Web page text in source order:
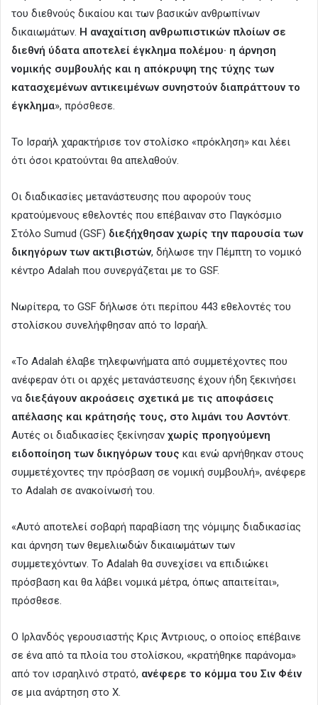
του διεθνούς δικαίου και των βασικών ανθρωπίνων
δικαιωμάτων. Η αναχαίτιση ανθρωπιστικών πλοίων σε
διεθνή ύδατα αποτελεί έγκλημα πολέμου· η άρνηση
νομικής συμβουλής και η απόκρυψη της τύχης των
κατασχεμένων αντικειμένων συνηστούν διαπράττουν το
έγκλημα», πρόσθεσε.
Το Ισραήλ χαρακτήρισε τον στολίσκο «πρόκληση» και λέει
ότι όσοι κρατούνται θα απελαθούν.
Οι διαδικασίες μετανάστευσης που αφορούν τους
κρατούμενους εθελοντές που επέβαιναν στο Παγκόσμιο
Στόλο Sumud (GSF) διεξήχθησαν χωρίς την παρουσία των
δικηγόρων των ακτιβιστών, δήλωσε την Πέμπτη το νομικό
κέντρο Adalah που συνεργάζεται με το GSF.
Νωρίτερα, το GSF δήλωσε ότι περίπου 443 εθελοντές του
στολίσκου συνελήφθησαν από το Ισραήλ.
«Το Adalah έλαβε τηλεφωνήματα από συμμετέχοντες που
ανέφεραν ότι οι αρχές μετανάστευσης έχουν ήδη ξεκινήσει
να διεξάγουν ακροάσεις σχετικά με τις αποφάσεις
απέλασης και κράτησής τους, στο λιμάνι του Ασντόντ.
Αυτές οι διαδικασίες ξεκίνησαν χωρίς προηγούμενη
ειδοποίηση των δικηγόρων τους και ενώ αρνήθηκαν στους
συμμετέχοντες την πρόσβαση σε νομική συμβουλή», ανέφερε
το Adalah σε ανακοίνωσή του.
«Αυτό αποτελεί σοβαρή παραβίαση της νόμιμης διαδικασίας
και άρνηση των θεμελιωδών δικαιωμάτων των
συμμετεχόντων. Το Adalah θα συνεχίσει να επιδιώκει
πρόσβαση και θα λάβει νομικά μέτρα, όπως απαιτείται»,
πρόσθεσε.
Ο Ιρλανδός γερουσιαστής Κρις Άντριους, ο οποίος επέβαινε
σε ένα από τα πλοία του στολίσκου, «κρατήθηκε παράνομα»
από τον ισραηλινό στρατό, ανέφερε το κόμμα του Σιν Φέιν
σε μια ανάρτηση στο X.